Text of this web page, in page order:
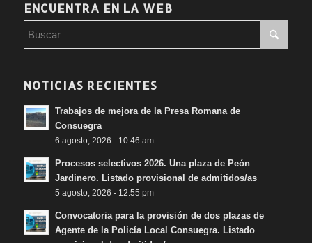
ENCUENTRA EN LA WEB
NOTICIAS RECIENTES
Trabajos de mejora de la Presa Romana de
Consuegra
6 agosto, 2026 - 10:46 am
Procesos selectivos 2026. Una plaza de Peón
Jardinero. Listado provisional de admitidos/as
5 agosto, 2026 - 12:55 pm
Convocatoria para la provisión de dos plazas de
Agente de la Policía Local Consuegra. Listado